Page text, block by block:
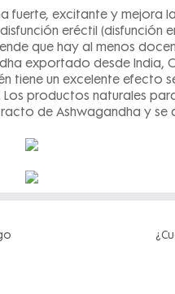
excitante y mejora
eréctil (disfunción
que hay al menos
exportado desde India,
un excelente efecto
productos naturales
de Ashwagandha y se